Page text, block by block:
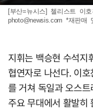
[부산=뉴시스] 첼리스트 이
photo@newsis.com *재판매
지휘는 백승현 수석지
협연자로 나선다. 이
를 거쳐 독일과 오스
주요 무대에서 활발히